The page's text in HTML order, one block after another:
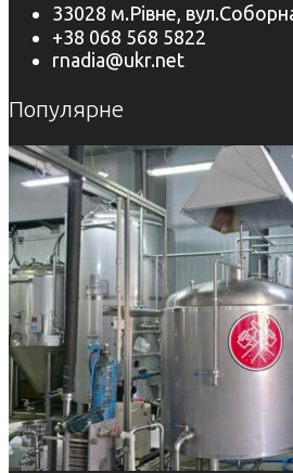
33028 м.Рівне,
+38 068 568 5822
rnadia@ukr.net
Популярне